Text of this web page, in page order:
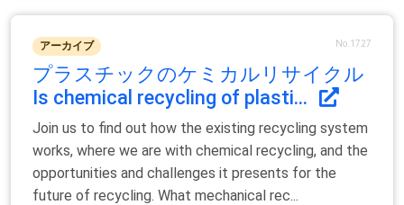
アーカイブ No.1727
プラスチックのケミカルリサイクル
Is chemical recycling of plasti...
Join us to find out how the existing recycling system
works, where we are with chemical recycling, and the
opportunities and challenges it presents for the
future of recycling. What mechanical rec...